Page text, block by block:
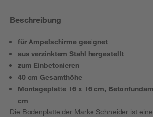
Beschreibung
für Ampelschirme geeignet
aus verzinktem Stahl hergestellt
zum Einbetonieren
40 cm Gesamthöhe
Montageplatte 16 x 16 cm,
cm
Die Bodenplatte der Marke Schneider ist